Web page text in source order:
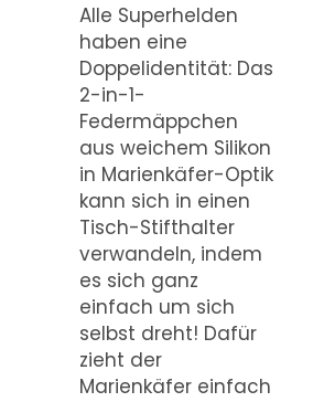
Alle Superhelden
haben eine
Doppelidentität: Das
2-in-1-
Federmäppchen
aus weichem Silikon
in Marienkäfer-Optik
kann sich in einen
Tisch-Stifthalter
verwandeln, indem
es sich ganz
einfach um sich
selbst dreht! Dafür
zieht der
Marienkäfer einfach